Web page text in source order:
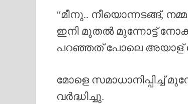
“മീനു.. നീയൊന്നടങ്ങ്,
ഇനി മുതൽ മുന്നോട്ട്
പറഞ്ഞത് പോലെ അയാള്
മോളെ സമാധാനിപ്പിച്ച്
വർദ്ധിച്ചു.